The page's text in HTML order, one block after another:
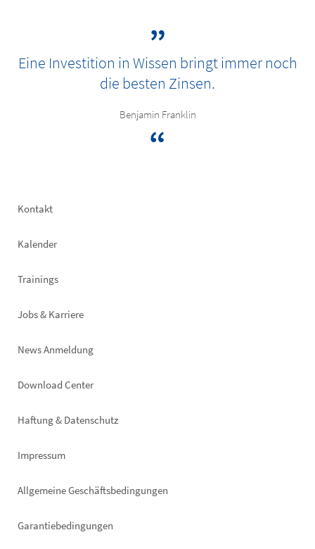
Eine Investition in Wissen bringt immer noch
die besten Zinsen.
Benjamin Franklin
Footer
Kontakt
Kalender
Trainings
Jobs & Karriere
News Anmeldung
Footer
Download Center
Haftung & Datenschutz
Impressum
Allgemeine Geschäftsbedingungen
Garantiebedingungen